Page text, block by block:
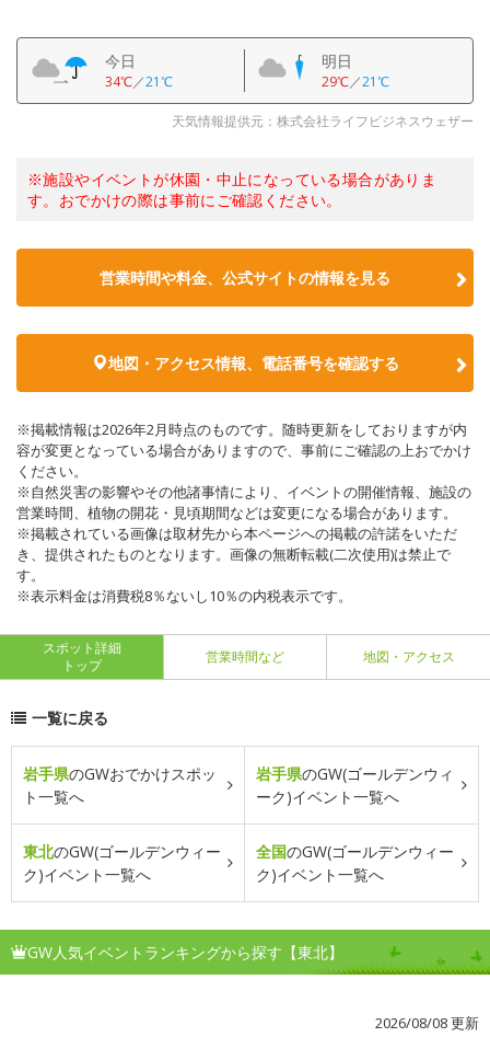
今日
34℃／21℃
明日
29℃／21℃
天気情報提供元：株式会社ライフビジネスウェザー
※施設やイベントが休園・中止になっている場合がありま
す。おでかけの際は事前にご確認ください。
営業時間や料金、公式サイトの情報を見る
地図・アクセス情報、電話番号を確認する
※掲載情報は2026年2月時点のものです。随時更新をしておりますが内
容が変更となっている場合がありますので、事前にご確認の上おでかけ
ください。
※自然災害の影響やその他諸事情により、イベントの開催情報、施設の
営業時間、植物の開花・見頃期間などは変更になる場合があります。
※掲載されている画像は取材先から本ページへの掲載の許諾をいただ
き、提供されたものとなります。画像の無断転載(二次使用)は禁止で
す。
※表示料金は消費税8％ないし10％の内税表示です。
スポット詳細
トップ
営業時間など 地図・アクセス
一覧に戻る
岩手県のGWおでかけスポッ
ト一覧へ
岩手県のGW(ゴールデンウィ
ーク)イベント一覧へ
東北のGW(ゴールデンウィー
ク)イベント一覧へ
全国のGW(ゴールデンウィー
ク)イベント一覧へ
GW人気イベントランキングから探す【東北】
2026/08/08 更新